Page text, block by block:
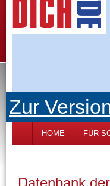
Zur
HOME FÜR
Datenbank